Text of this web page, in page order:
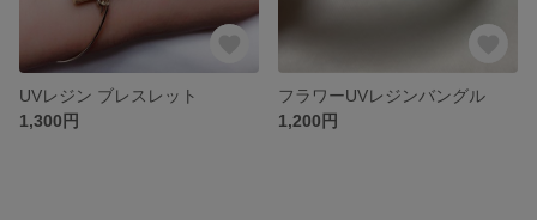
UVレジン ブレスレット
1,300円
フラワーUVレジンバングル
1,200円